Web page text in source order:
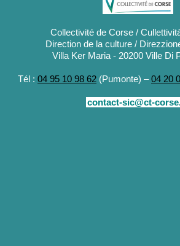
Collectivité de Corse /
Direction de la culture /
Villa Ker Maria - 20200 Ville Di
Tél : 04 95 10 98 62 (Pumonte) –04 20
contact-sic@ct-